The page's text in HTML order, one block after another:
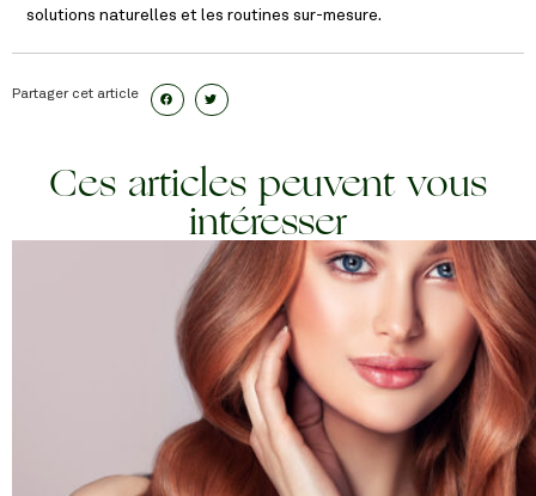
solutions naturelles et les routines sur-mesure.
Partager cet article
Ces articles peuvent vous
intéresser